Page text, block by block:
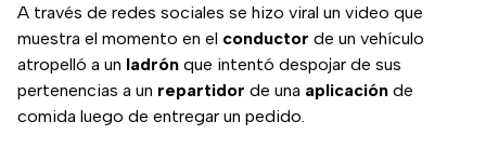
A través de redes sociales se hizo viral un video que
muestra el momento en el conductor de un vehículo
atropelló a un ladrón que intentó despojar de sus
pertenencias a un repartidor de una aplicación de
comida luego de entregar un pedido.